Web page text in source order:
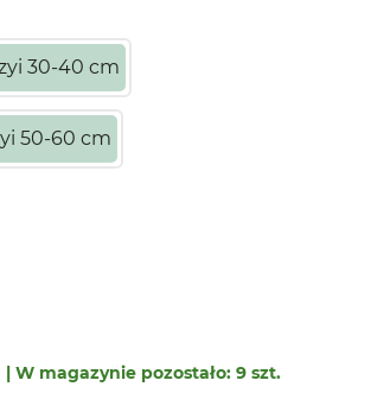
30-40 cm
50-60 cm
W magazynie pozostało: 9 szt.